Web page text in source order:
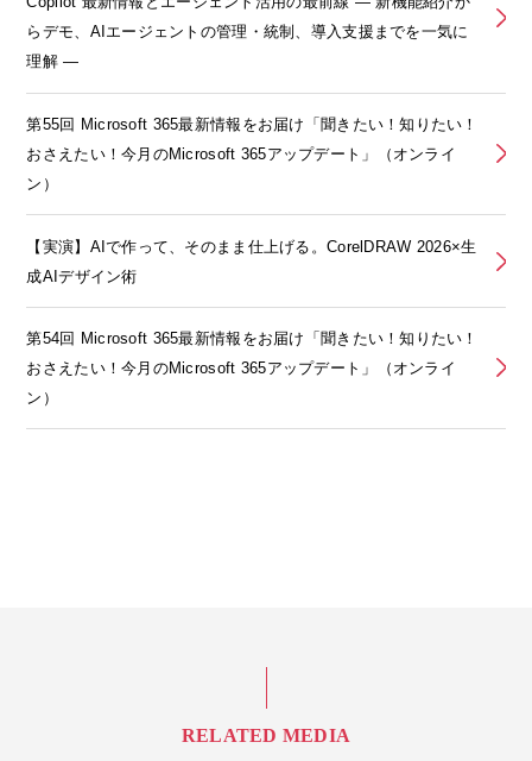
らデモ、AIエージェントの管理・統制、導入支援までを一気に
理解 ―
第55回 Microsoft 365最新情報をお届け「聞きたい！知りたい！
おさえたい！今月のMicrosoft 365アップデート」（オンライ
ン）
【実演】AIで作って、そのまま仕上げる。CorelDRAW 2026×生
成AIデザイン術
第54回 Microsoft 365最新情報をお届け「聞きたい！知りたい！
おさえたい！今月のMicrosoft 365アップデート」（オンライ
ン）
RELATED MEDIA